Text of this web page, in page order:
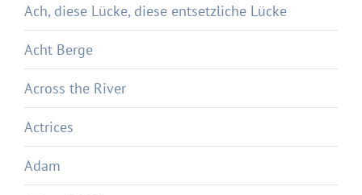
Ach, diese Lücke, diese entsetzliche Lücke
Acht Berge
Across the River
Actrices
Adam